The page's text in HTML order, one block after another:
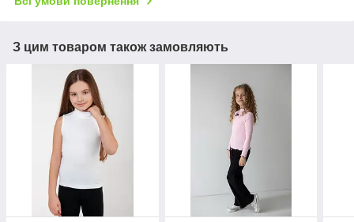
З цим товаром також замовляють